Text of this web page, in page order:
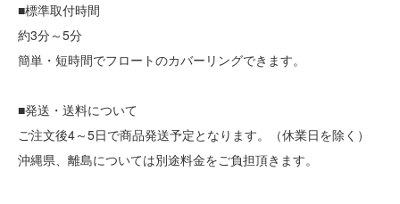
■標準取付時間
約3分～5分
簡単・短時間でフロートのカバーリングできます。
■発送・送料について
ご注文後4～5日で商品発送予定となります。（休業日を除く）
沖縄県、離島については別途料金をご負担頂きます。